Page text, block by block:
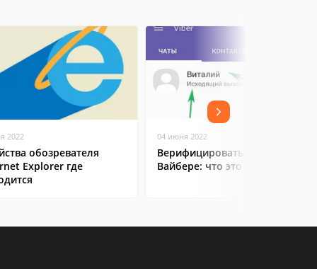
2022
обозревателя
Explorer где
04 июня 2022
Верифицировать контакт в
Вайбере: что это значит